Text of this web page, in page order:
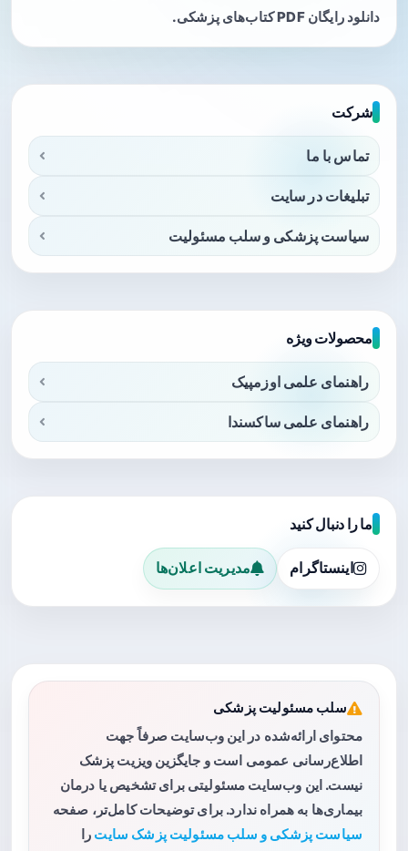
دانلود رایگان PDF کتاب‌های پزشکی.
شرکت
تماس با ما
تبلیغات در سایت
سیاست پزشکی و سلب مسئولیت
محصولات ویژه
راهنمای علمی اوزمپیک
راهنمای علمی ساکسندا
ما را دنبال کنید
اینستاگرام مدیریت اعلان‌ها
سلب مسئولیت پزشکی
محتوای ارائه‌شده در این وب‌سایت صرفاً جهت
اطلاع‌رسانی عمومی است و جایگزین ویزیت پزشک
نیست. این وب‌سایت مسئولیتی برای تشخیص یا درمان
بیماری‌ها به همراه ندارد. برای توضیحات کامل‌تر، صفحه
سیاست پزشکی و سلب مسئولیت پزشک سایت را